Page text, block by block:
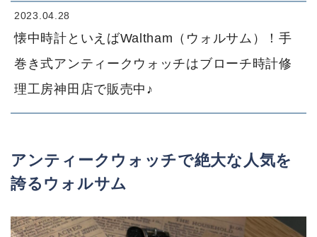
2023.04.28
懐中時計といえばWaltham（ウォルサム）！手
巻き式アンティークウォッチはブローチ時計修
理工房神田店で販売中♪
アンティークウォッチで絶大な人気を
誇るウォルサム